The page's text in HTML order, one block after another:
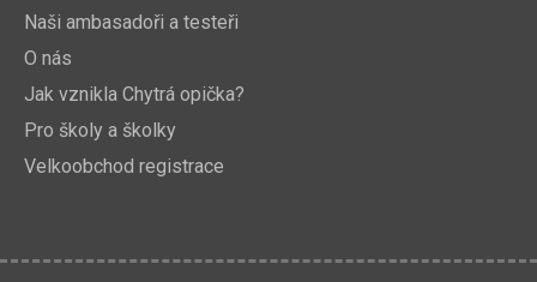
Naši ambasadoři a testeři
O nás
Jak vznikla Chytrá opička?
Pro školy a školky
Velkoobchod registrace